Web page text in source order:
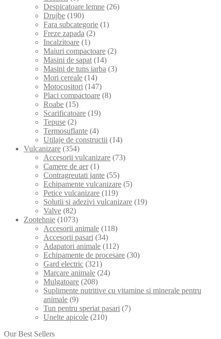
Despicatoare lemne (26)
Drujbe (190)
Fara subcategorie (1)
Freze zapada (2)
Incalzitoare (1)
Maiuri compactoare (2)
Masini de sapat (14)
Masini de tuns iarba (3)
Mori cereale (14)
Motocositori (147)
Placi compactoare (8)
Roabe (15)
Scarificatoare (19)
Tepuse (2)
Termosuflante (4)
Utilaje de constructii (14)
Vulcanizare (354)
Accesorii vulcanizare (73)
Camere de aer (1)
Contragreutati jante (55)
Echipamente vulcanizare (5)
Petice vulcanizare (119)
Solutii si adezivi vulcanizare (19)
Valve (82)
Zootehnie (1073)
Accesorii animale (118)
Accesorii pasari (34)
Adapatori animale (112)
Echipamente de procesare (30)
Gard electric (321)
Marcare animale (24)
Mulgatoare (208)
Suplimente nutritive cu vitamine si minerale pentru
animale (9)
Tun pentru speriat pasari (7)
Unelte apicole (210)
Our Best Sellers